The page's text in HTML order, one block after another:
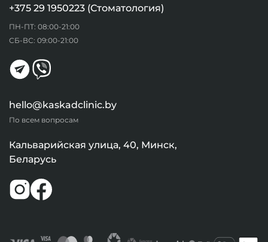
+375 29 1950223 (Стоматология)
ПН-ПТ: 08:00-21:00
СБ-ВС: 09:00-21:00
hello@kaskadclinic.by
По всем вопросам
Кальварийская улица, 40, Минск,
Беларусь